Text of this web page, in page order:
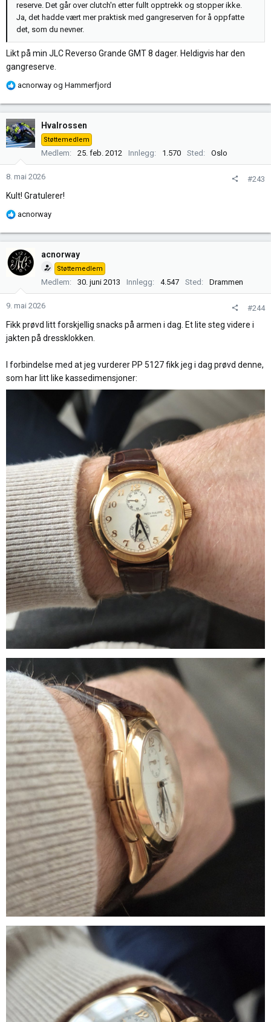
reserve. Det går over clutch'n etter fullt opptrekk og stopper ikke.
Ja, det hadde vært mer praktisk med gangreserven for å oppfatte
det, som du nevner.
Likt på min JLC Reverso Grande GMT 8 dager. Heldigvis har den
gangreserve.
R
k
s
j
e
r
acnorway og Hammerfjord
Hvalrossen
Støttemedlem
Medlem 25. feb. 2012 Innlegg 1.570 Sted Oslo
8. mai 2026 #243
Kult! Gratulerer!
R
k
s
j
e
r
:
acnorway
acnorway
Støttemedlem
Medlem 30. juni 2013 Innlegg 4.547 Sted Drammen
9. mai 2026 #244
Fikk prøvd litt forskjellig snacks på armen i dag. Et lite steg videre i
jakten på dressklokken.
I forbindelse med at jeg vurderer PP 5127 fikk jeg i dag prøvd denne,
som har litt like kassedimensjoner: